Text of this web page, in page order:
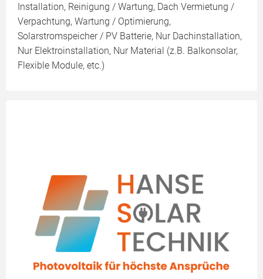
Installation, Reinigung / Wartung, Dach Vermietung /
Verpachtung, Wartung / Optimierung,
Solarstromspeicher / PV Batterie, Nur Dachinstallation,
Nur Elektroinstallation, Nur Material (z.B. Balkonsolar,
Flexible Module, etc.)